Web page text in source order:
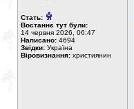
Стать:
Востаннє тут були:
14 червня 2026, 06:47
Написано: 4694
Звідки: Україна
Віровизнання: християнин